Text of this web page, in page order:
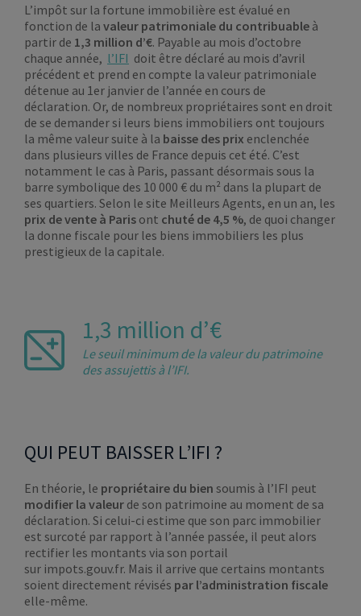
L’impôt sur la fortune immobilière est évalué en
fonction de la valeur patrimoniale du contribuable à
partir de 1,3 million d’€. Payable au mois d’octobre
chaque année, l’IFI doit être déclaré au mois d’avril
précédent et prend en compte la valeur patrimoniale
détenue au 1er janvier de l’année en cours de
déclaration. Or, de nombreux propriétaires sont en droit
de se demander si leurs biens immobiliers ont toujours
la même valeur suite à la baisse des prix enclenchée
dans plusieurs villes de France depuis cet été. C’est
notamment le cas à Paris, passant désormais sous la
barre symbolique des 10 000 € du m² dans la plupart de
ses quartiers. Selon le site Meilleurs Agents, en un an, les
prix de vente à Paris ont chuté de 4,5 %, de quoi changer
la donne fiscale pour les biens immobiliers les plus
prestigieux de la capitale.
1,3 million d’€
Le seuil minimum de la valeur du patrimoine
des assujettis à l’IFI.
QUI PEUT BAISSER L’IFI ?
En théorie, le propriétaire du bien soumis à l’IFI peut
modifier la valeur de son patrimoine au moment de sa
déclaration. Si celui-ci estime que son parc immobilier
est surcoté par rapport à l’année passée, il peut alors
rectifier les montants via son portail
sur impots.gouv.fr. Mais il arrive que certains montants
soient directement révisés par l’administration fiscale
elle-même.